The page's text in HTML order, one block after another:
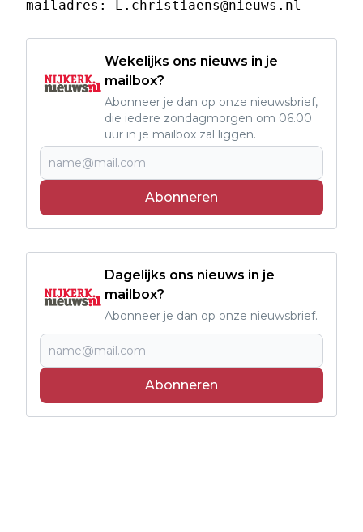
mailadres: L.christiaens@nieuws.nl
Wekelijks ons nieuws in je
mailbox?
Abonneer je dan op onze nieuwsbrief,
die iedere zondagmorgen om 06.00
uur in je mailbox zal liggen.
Abonneren
Dagelijks ons nieuws in je
mailbox?
Abonneer je dan op onze nieuwsbrief.
Abonneren